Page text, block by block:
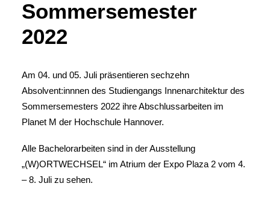
Sommersemester
2022
Am 04. und 05. Juli präsentieren sechzehn
Absolvent:innnen des Studiengangs Innenarchitektur des
Sommersemesters 2022 ihre Abschlussarbeiten im
Planet M der Hochschule Hannover.
Alle Bachelorarbeiten sind in der Ausstellung
„(W)ORTWECHSEL“ im Atrium der Expo Plaza 2 vom 4.
– 8. Juli zu sehen.